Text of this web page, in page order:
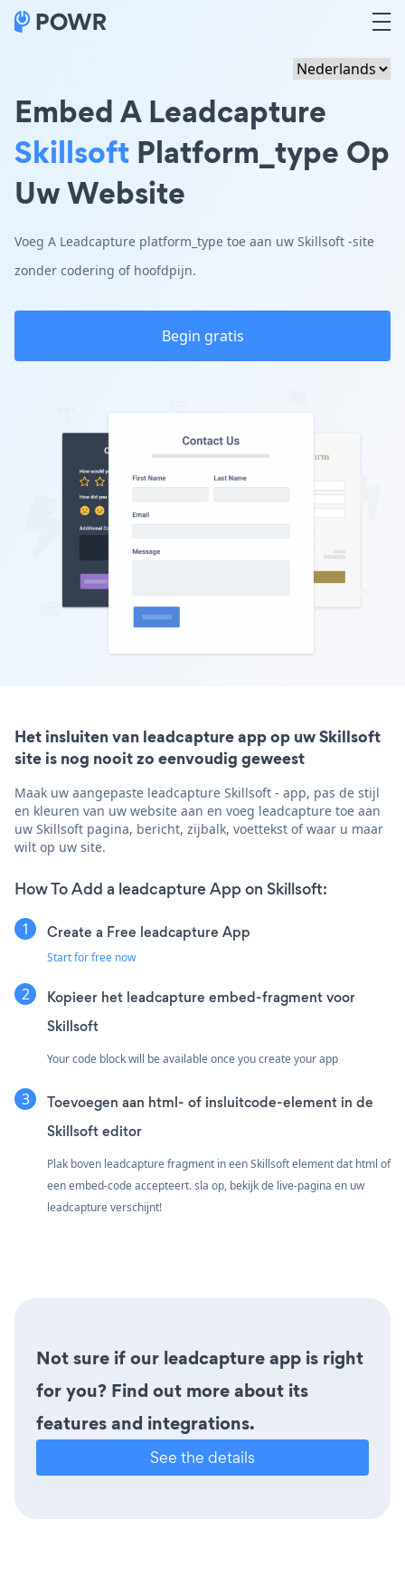
Embed A Leadcapture
Skillsoft Platform_type Op
Uw Website
Voeg A Leadcapture platform_type toe aan uw Skillsoft -site
zonder codering of hoofdpijn.
Begin gratis
Het insluiten van leadcapture app op uw Skillsoft
site is nog nooit zo eenvoudig geweest
Maak uw aangepaste leadcapture Skillsoft - app, pas de stijl
en kleuren van uw website aan en voeg leadcapture toe aan
uw Skillsoft pagina, bericht, zijbalk, voettekst of waar u maar
wilt op uw site.
How To Add a leadcapture App on Skillsoft:
Create a Free leadcapture App
Start for free now
Kopieer het leadcapture embed-fragment voor
Skillsoft
Your code block will be available once you create your app
Toevoegen aan html- of insluitcode-element in de
Skillsoft editor
Plak boven leadcapture fragment in een Skillsoft element dat html of
een embed-code accepteert. sla op, bekijk de live-pagina en uw
leadcapture verschijnt!
Not sure if our leadcapture app is right
for you? Find out more about its
features and integrations.
See the details